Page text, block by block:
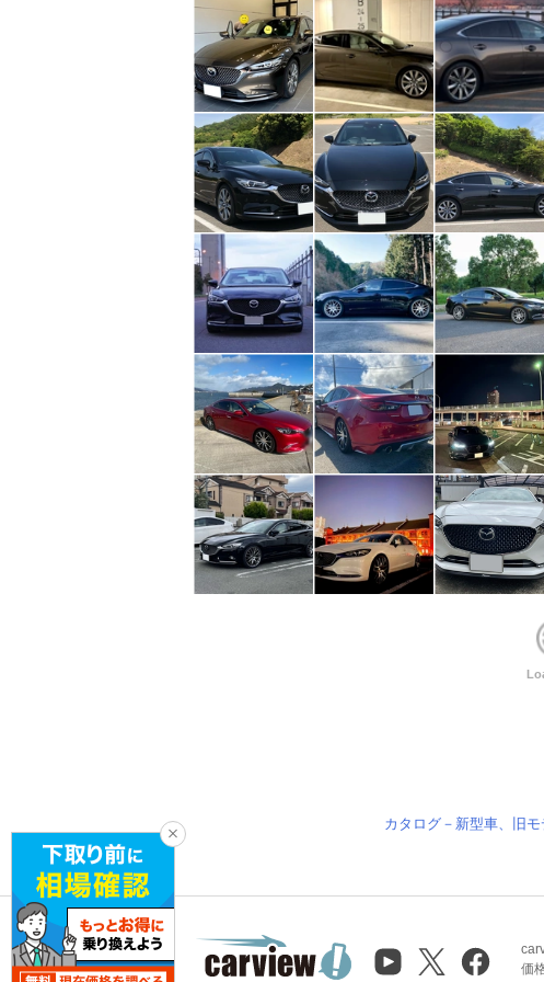
カタログ－新型車、旧
価